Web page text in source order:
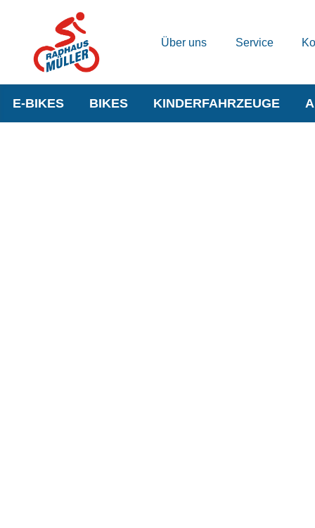
Über uns Service
E-BIKES BIKES KINDERFAHRZEUGE